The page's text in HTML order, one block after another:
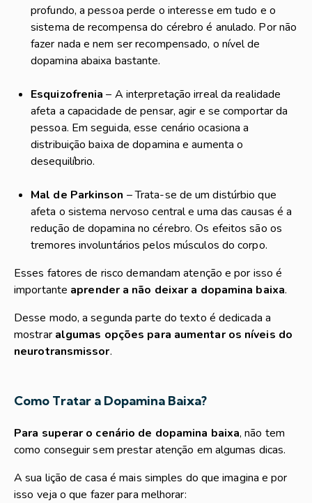
profundo, a pessoa perde o interesse em tudo e o
sistema de recompensa do cérebro é anulado. Por não
fazer nada e nem ser recompensado, o nível de
dopamina abaixa bastante.
Esquizofrenia– A interpretação irreal da realidade
afeta a capacidade de pensar, agir e se comportar da
pessoa. Em seguida, esse cenário ocasiona a
distribuição baixa de dopamina e aumenta o
desequilíbrio.
Mal de Parkinson – Trata-se de um distúrbio que
afeta o sistema nervoso central e uma das causas é a
redução de dopamina no cérebro. Os efeitos são os
tremores involuntários pelos músculos do corpo.
Esses fatores de risco demandam atenção e por isso é
importante aprender a não deixar a dopamina baixa.
Desse modo, a segunda parte do texto é dedicada a
mostrar algumas opções para aumentar os níveis do
neurotransmissor.
Como Tratar a Dopamina Baixa?
Para superar o cenário de dopamina baixa, não tem
como conseguir sem prestar atenção em algumas dicas.
A sua lição de casa é mais simples do que imagina e por
isso veja o que fazer para melhorar: